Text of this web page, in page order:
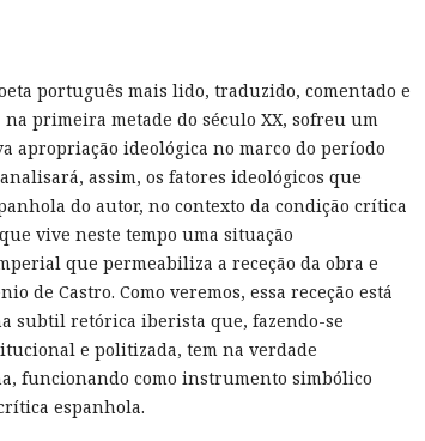
português mais lido, traduzido, comentado e
na primeira metade do século XX, sofreu um
apropriação ideológica no marco do período
assim, os fatores ideológicos que
do autor, no contexto da condição crítica
vive neste tempo uma situação
que permeabiliza a receção da obra e
de Castro. Como veremos, essa receção está
subtil retórica iberista que, fazendo-se
e politizada, tem na verdade
funcionando como instrumento simbólico
espanhola.